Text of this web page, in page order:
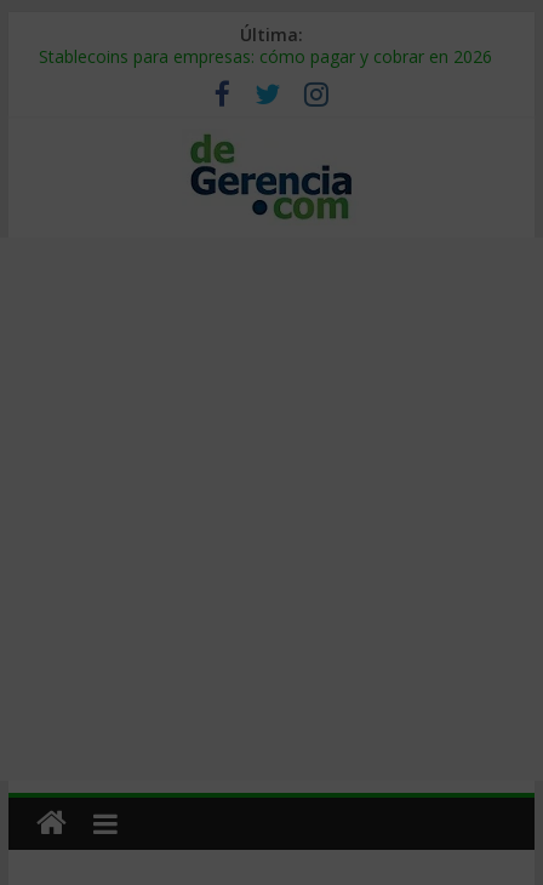
Última:
Stablecoins para empresas: cómo pagar y cobrar en 2026
Despido silencioso: qué es y por qué sale tan caro
IA en selección de personal: cómo auditarla a tiempo
Trabajo forzoso en la cadena de suministro: qué hacer
Mercado hispano de EE. UU.: cómo segmentarlo y venderle